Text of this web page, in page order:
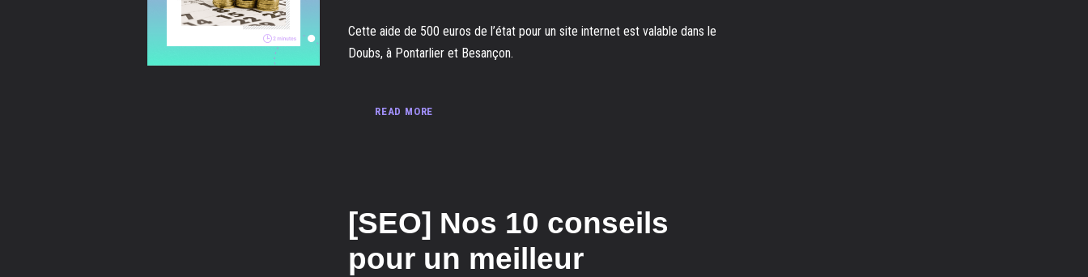
Cette aide de 500 euros de l’état pour un site internet est valable dans le
Doubs, à Pontarlier et Besançon.
READ MORE
[SEO] Nos 10 conseils
pour un meilleur